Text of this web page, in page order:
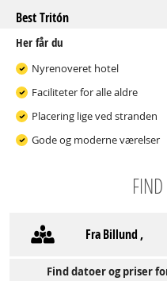
Best Tritón
Her får du
Nyrenoveret hotel
Faciliteter for alle aldre
Placering lige ved stranden
Gode og moderne værelser
FraBillund,
Find datoer og priser